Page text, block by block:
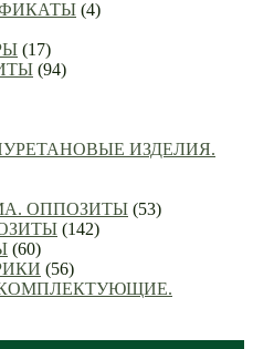
(4)
(17)
(94)
ИЗДЕЛИЯ.
ОППОЗИТЫ (53)
(142)
(60)
(56)
КОМПЛЕКТУЮЩИЕ.